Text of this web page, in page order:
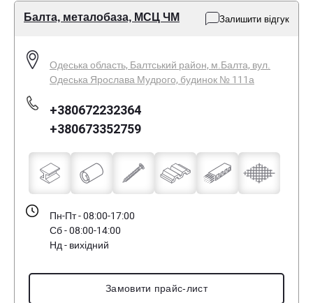
Балта, металобаза, МСЦ ЧМ Залишити відгук
Одеська область, Балтський район, м.Балта, вул.
Одеська Ярослава Мудрого, будинок № 111а
+380672232364
+380673352759
Пн-Пт - 08:00-17:00
Сб - 08:00-14:00
Нд - вихідний
Замовити прайс-лист